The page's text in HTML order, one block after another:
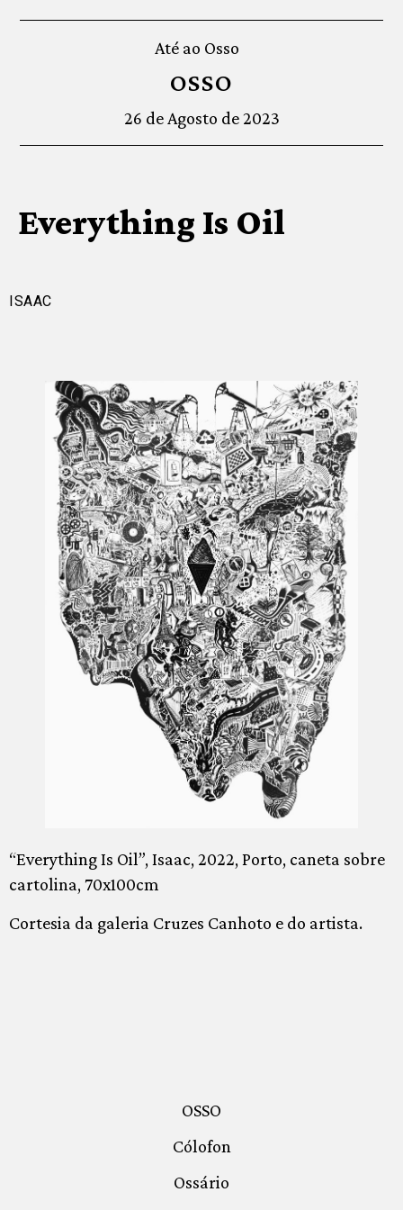
Até ao Osso
OSSO
26 de Agosto de 2023
Everything Is Oil
ISAAC
“Everything Is Oil”, Isaac, 2022, Porto, caneta sobre
cartolina, 70x100cm
Cortesia da galeria Cruzes Canhoto e do artista.
OSSO
Cólofon
Ossário